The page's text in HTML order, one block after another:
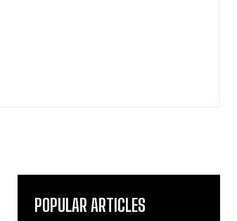
POPULAR ARTICLES